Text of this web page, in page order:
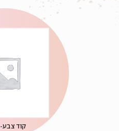
קוד צבע-